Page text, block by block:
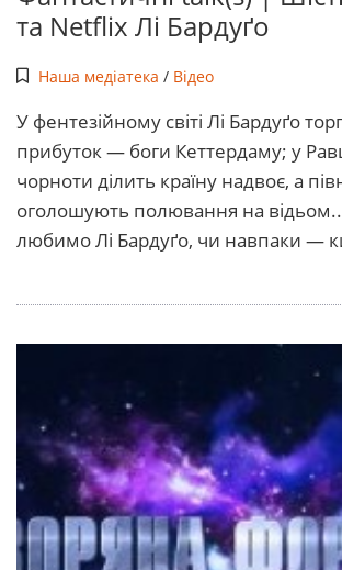
та Netflix Лі Бардуґо
Наша медіатека / Відео
У фентезійному світі Лі Бардуґо
прибуток — боги Кеттердаму; у
чорноти ділить країну надвоє, а
оголошують полювання на
любимо Лі Бардуґо, чи навпаки —